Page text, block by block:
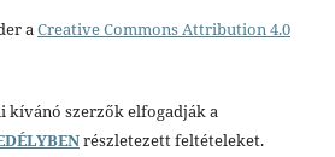
aCreative Commons Attribution 4.0
szerzők elfogadják a
részletezett feltételeket.